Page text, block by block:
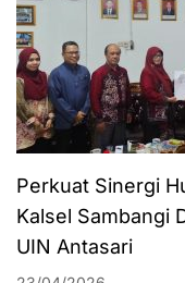
Perkuat Sinergi
Kalsel Sambangi
UIN Antasari